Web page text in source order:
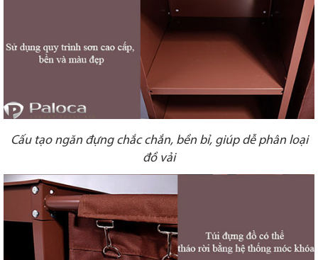
Cấu tạo ngăn đựng chắc chắn, bền bỉ, giúp dễ phân loại
đồ vải